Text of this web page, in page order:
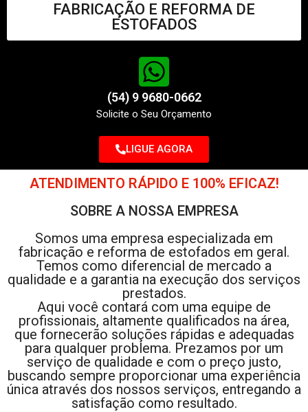
FABRICAÇÃO E REFORMA DE
ESTOFADOS
(54) 9 9680-0662
Solicite o Seu Orçamento
LIGUE AGORA
ATENDIMENTO RÁPIDO E 100% EFICAZ!
SOBRE A NOSSA EMPRESA
Somos uma empresa especializada em
fabricação e reforma de estofados em geral.
Temos como diferencial de mercado a
qualidade e a garantia na execução dos serviços
prestados.
Aqui você contará com uma equipe de
profissionais, altamente qualificados na área,
que fornecerão soluções rápidas e adequadas
para qualquer problema. Prezamos por um
serviço de qualidade e com o preço justo,
buscando sempre proporcionar uma experiência
única através dos nossos serviços, entregando a
satisfação como resultado.